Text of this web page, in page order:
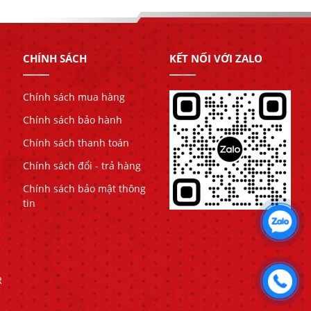
CHÍNH SÁCH
Chính sách mua hàng
Chính sách bảo hành
Chính sách thanh toán
Chính sách đổi - trả hàng
Chính sách bảo mật thông
tin
KẾT NỐI VỚI ZALO